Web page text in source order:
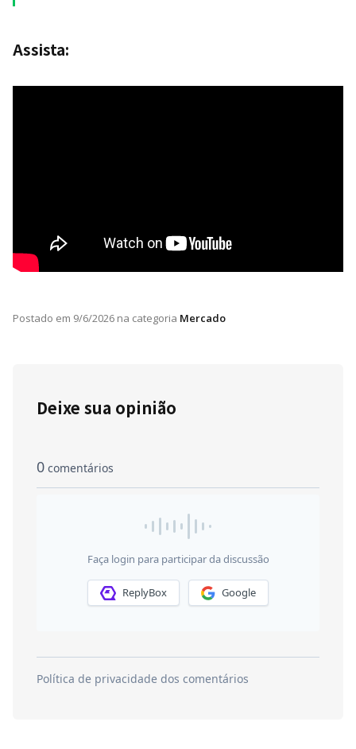
Assista:
Postado em 9/6/2026 na categoria Mercado
Deixe sua opinião